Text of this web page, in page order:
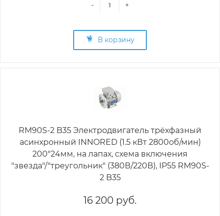
- +
В корзину
RM90S-2 B35 Электродвигатель трёхфазный
асинхронный INNORED (1.5 кВт 2800об/мин)
200"24мм, на лапах, схема включения
"звезда"/"треугольник" (380В/220В), IP55 RM90S-
2 B35
16 200 руб.